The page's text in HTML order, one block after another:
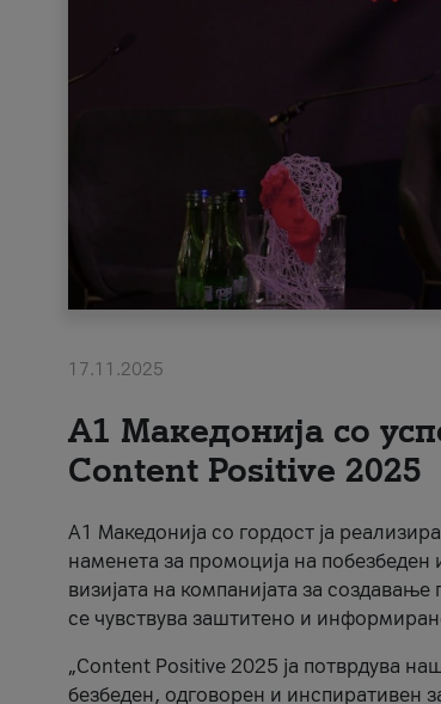
17.11.2025
А1 Македонија со
Content Positive 2025
А1 Македонија со гордост ја
наменета за промоција на побезбеден
визијата на компанијата за
се чувствува заштитено и
„Content Positive 2025 ја потврдува
безбеден, одговорен и инспиративен